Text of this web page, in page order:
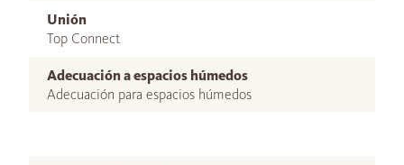
Unión
Top Connect
Adecuación a espacios húmedos
Adecuación para espacios húmedos